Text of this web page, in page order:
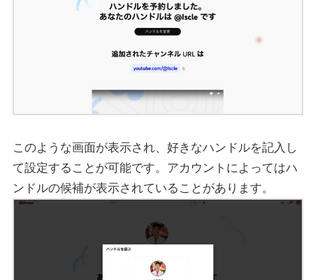
このような画面が表示され、好きなハンドルを記入し
て設定することが可能です。アカウントによってはハ
ンドルの候補が表示されていることがあります。